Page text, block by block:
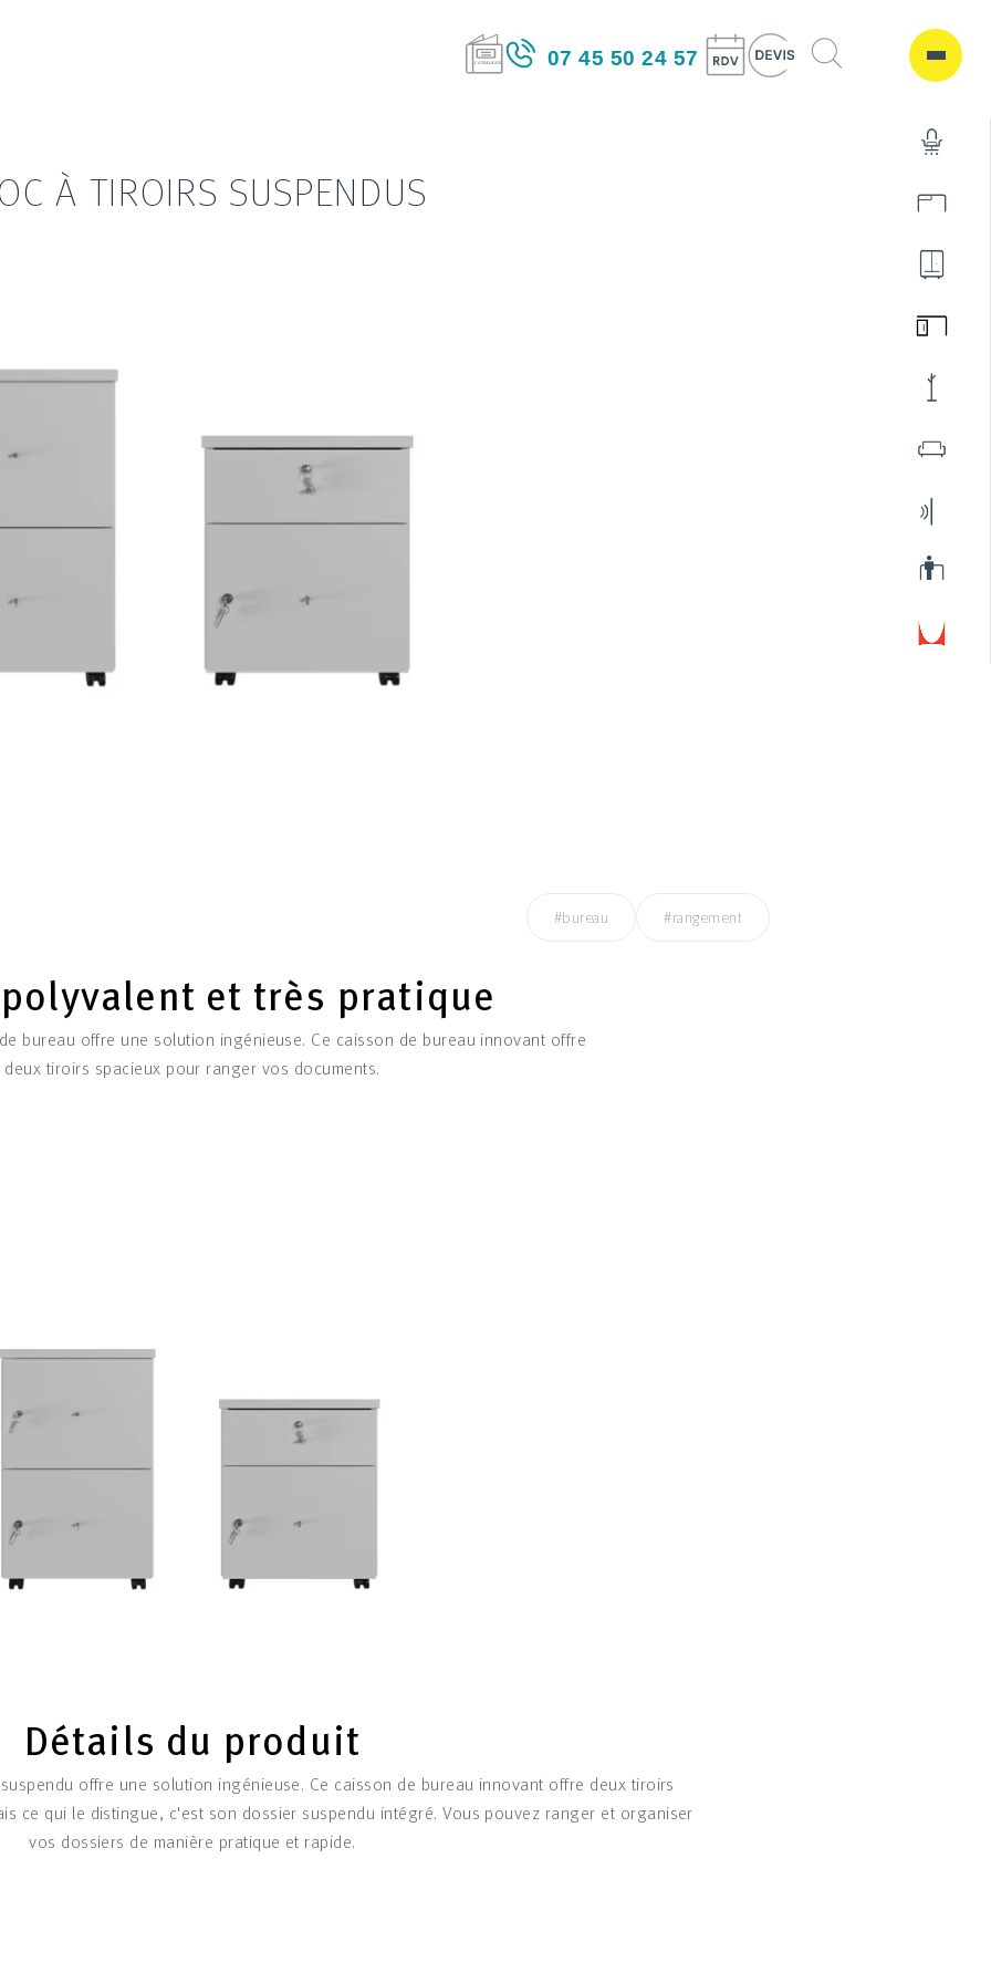
07 45 50 24 57
À TIROIRS SUSPENDUS
#bureau #rangement
et très pratique
bureau offre une solution ingénieuse. Ce caisson de bureau innovant offre
deux tiroirs spacieux pour ranger vos documents.
Détails du produit
offre une solution ingénieuse. Ce caisson de bureau innovant offre deux tiroirs
ce qui le distingue, c'est son dossier suspendu intégré. Vous pouvez ranger et organiser
vos dossiers de manière pratique et rapide.